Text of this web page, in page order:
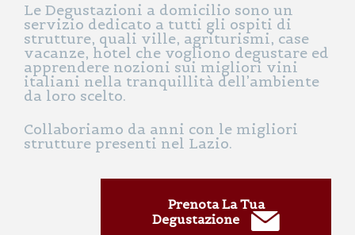
Le Degustazioni a domicilio sono un
servizio dedicato a tutti gli ospiti di
strutture, quali ville, agriturismi, case
vacanze, hotel che vogliono degustare ed
apprendere nozioni sui migliori vini
italiani nella tranquillità dell’ambiente
da loro scelto.
Collaboriamo da anni con le migliori
strutture presenti nel Lazio.
Prenota La Tua
Degustazione